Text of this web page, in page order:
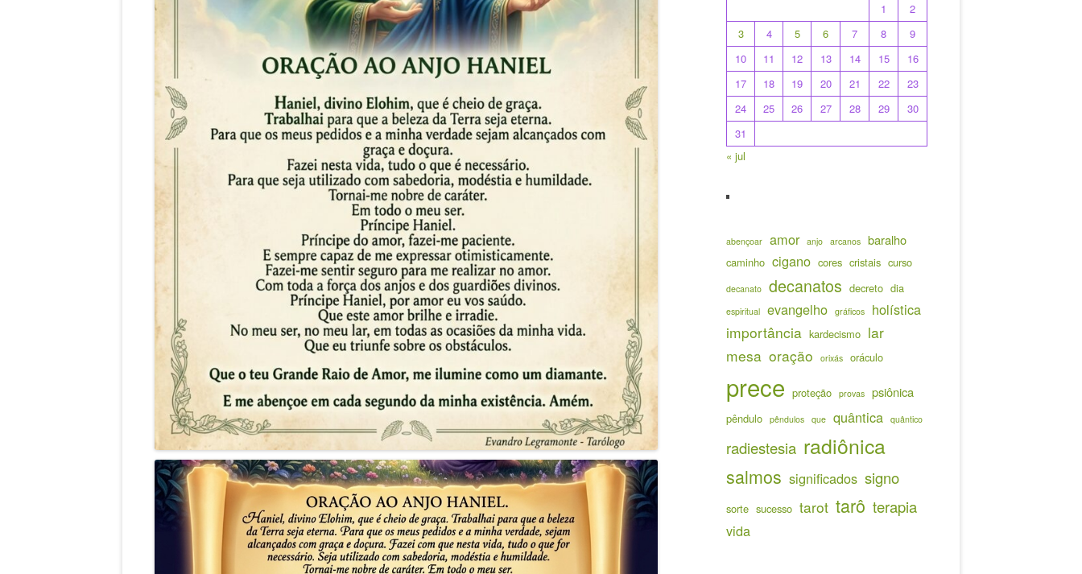
1
2
3
4 5 6 7 8
9
10
11 12 13 14 15
16
17
18 19 20 21 22
23
24
25 26 27 28 29
30
31
« jul
abençoar amor anjo arcanos baralho
caminho cigano cores cristais curso
decanato decanatos decreto dia
espiritual evangelho gráficos holística
importância kardecismo lar
mesa oração orixás oráculo
prece proteção provas psiônica
pêndulo pêndulos que quântica quântico
radiestesia radiônica
salmos significados signo
sorte sucesso tarot tarô terapia
vida